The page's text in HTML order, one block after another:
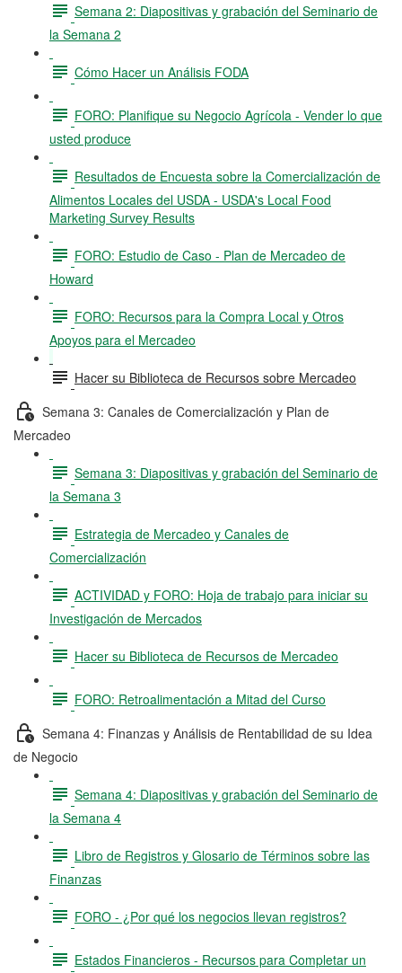
Semana 2: Diapositivas y grabación del Seminario de
la Semana 2
Cómo Hacer un Análisis FODA
FORO: Planifique su Negocio Agrícola - Vender lo que
usted produce
Resultados de Encuesta sobre la Comercialización de
Alimentos Locales del USDA - USDA's Local Food
Marketing Survey Results
FORO: Estudio de Caso - Plan de Mercadeo de
Howard
FORO: Recursos para la Compra Local y Otros
Apoyos para el Mercadeo
Hacer su Biblioteca de Recursos sobre Mercadeo
Semana 3: Canales de Comercialización y Plan de
Mercadeo
Semana 3: Diapositivas y grabación del Seminario de
la Semana 3
Estrategia de Mercadeo y Canales de
Comercialización
ACTIVIDAD y FORO: Hoja de trabajo para iniciar su
Investigación de Mercados
Hacer su Biblioteca de Recursos de Mercadeo
FORO: Retroalimentación a Mitad del Curso
Semana 4: Finanzas y Análisis de Rentabilidad de su Idea
de Negocio
Semana 4: Diapositivas y grabación del Seminario de
la Semana 4
Libro de Registros y Glosario de Términos sobre las
Finanzas
FORO - ¿Por qué los negocios llevan registros?
Estados Financieros - Recursos para Completar un